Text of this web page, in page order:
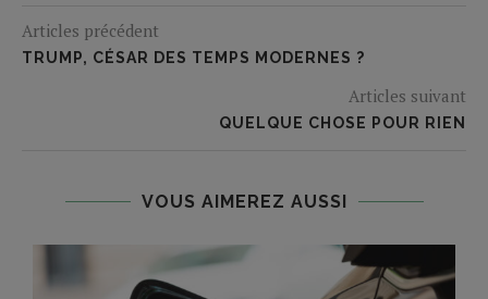
Articles précédent
TRUMP, CÉSAR DES TEMPS MODERNES ?
Articles suivant
QUELQUE CHOSE POUR RIEN
VOUS AIMEREZ AUSSI